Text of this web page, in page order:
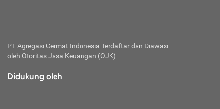
PT Agregasi Cermat Indonesia Terdaftar dan Diawasi
oleh Otoritas Jasa Keuangan (OJK)
Didukung oleh